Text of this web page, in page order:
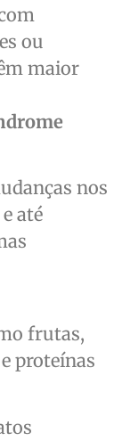
ou
maior
nos
até
frutas,
proteínas